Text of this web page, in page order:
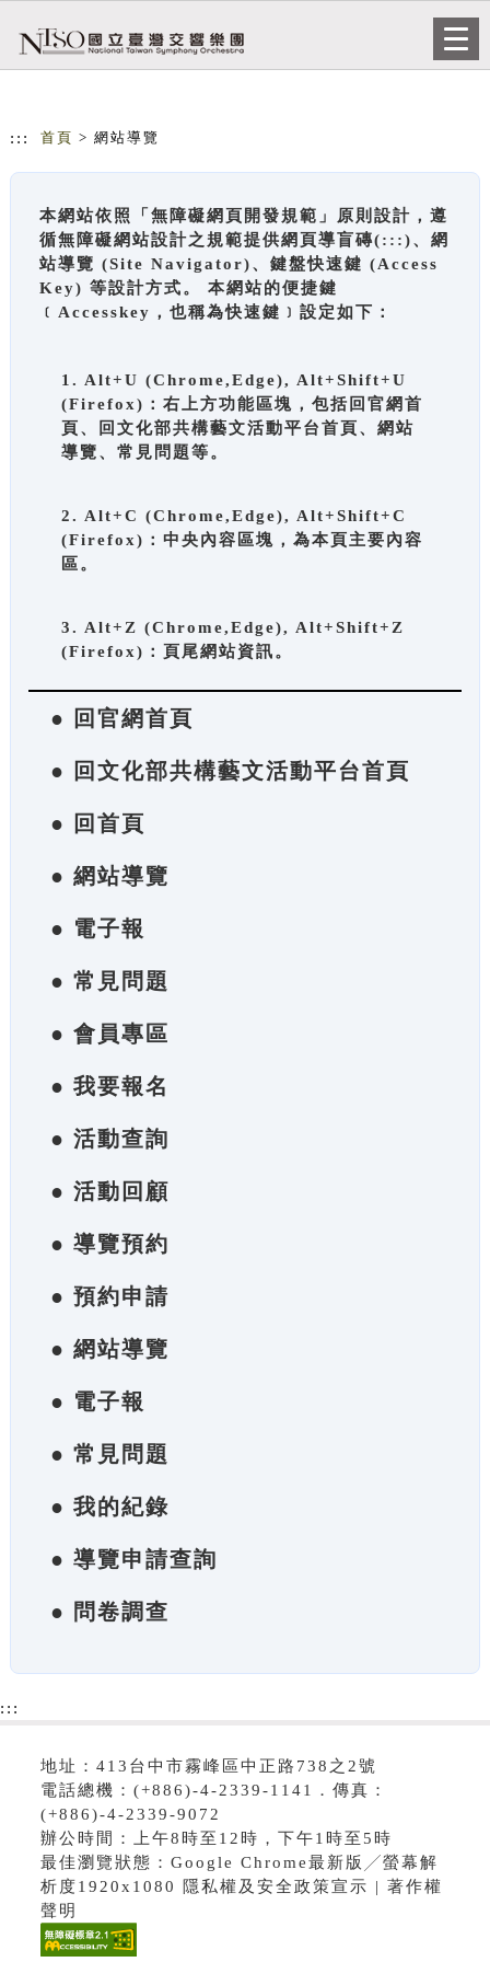
::: 首頁 > 網站導覽
本網站依照「無障礙網頁開發規範」原則設計，遵
循無障礙網站設計之規範提供網頁導盲磚(:::)、網
站導覽 (Site Navigator)、鍵盤快速鍵 (Access
Key) 等設計方式。 本網站的便捷鍵
﹝Accesskey，也稱為快速鍵﹞設定如下：
1. Alt+U (Chrome,Edge), Alt+Shift+U
(Firefox)：右上方功能區塊，包括回官網首
頁、回文化部共構藝文活動平台首頁、網站
導覽、常見問題等。
2. Alt+C (Chrome,Edge), Alt+Shift+C
(Firefox)：中央內容區塊，為本頁主要內容
區。
3. Alt+Z (Chrome,Edge), Alt+Shift+Z
(Firefox)：頁尾網站資訊。
● 回官網首頁
● 回文化部共構藝文活動平台首頁
● 回首頁
● 網站導覽
● 電子報
● 常見問題
● 會員專區
● 我要報名
● 活動查詢
● 活動回顧
● 導覽預約
● 預約申請
● 網站導覽
● 電子報
● 常見問題
● 我的紀錄
● 導覽申請查詢
● 問卷調查
:::
地址：413台中市霧峰區中正路738之2號
電話總機：(+886)-4-2339-1141．傳真：
(+886)-4-2339-9072
辦公時間：上午8時至12時，下午1時至5時
最佳瀏覽狀態：Google Chrome最新版╱螢幕解
析度1920x1080 隱私權及安全政策宣示 | 著作權
聲明